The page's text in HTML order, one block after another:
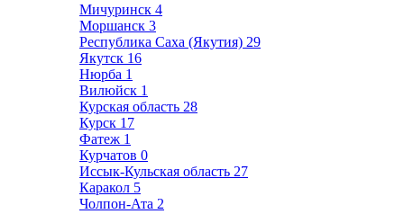
Мичуринск 4
Моршанск 3
Республика Саха (Якутия) 29
Якутск 16
Нюрба 1
Вилюйск 1
Курская область 28
Курск 17
Фатеж 1
Курчатов 0
Иссык-Кульская область 27
Каракол 5
Чолпон-Ата 2